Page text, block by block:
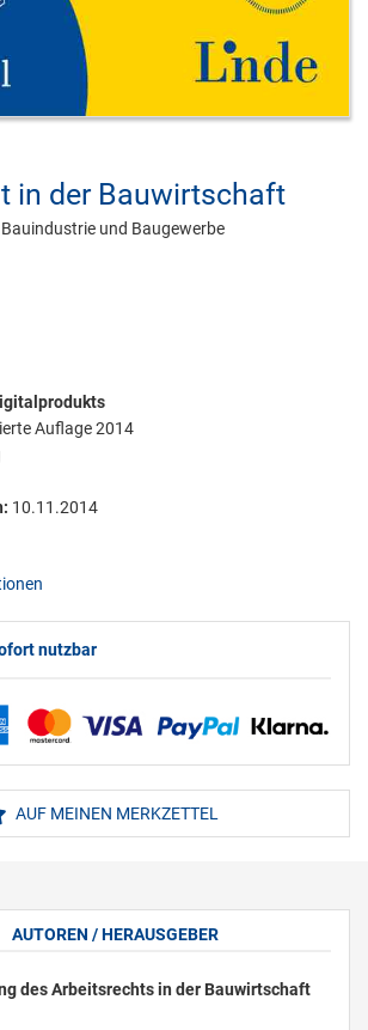
in der Bauwirtschaft
und Baugewerbe
Auflage 2014
10.11.2014
nutzbar
AUF MEINEN MERKZETTEL
AUTOREN / HERAUSGEBER
des Arbeitsrechts in der Bauwirtschaft